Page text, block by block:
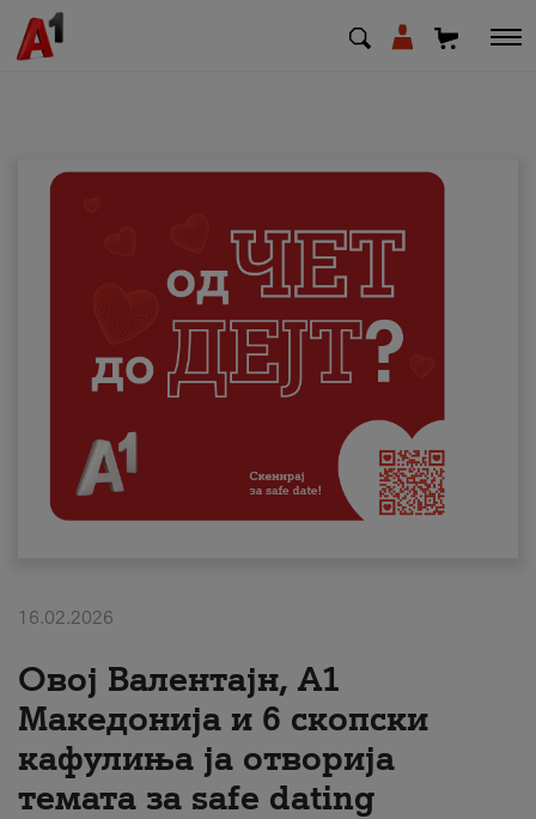
Деловни
Поддршка
Надополни кредит
Плати сметка
#ПодобарОнлајн
16.02.2026
Овој Валентајн, A1
Македонија и 6 скопски
кафулиња ја отворија
темата за safe dating